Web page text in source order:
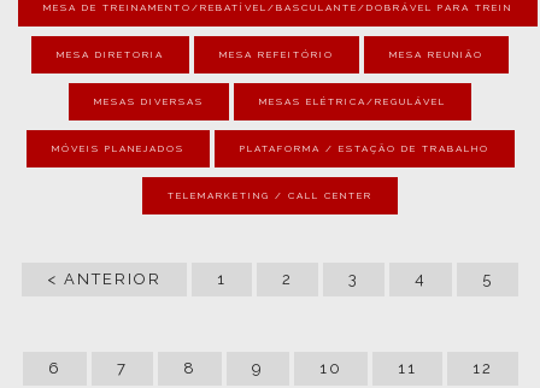
MESA DE TREINAMENTO/REBATÍVEL/BASCULANTE/DOBRÁVEL PARA TREIN
MESA DIRETORIA MESA REFEITÓRIO MESA REUNIÃO
MESAS DIVERSAS MESAS ELÉTRICA/REGULÁVEL
MÓVEIS PLANEJADOS PLATAFORMA / ESTAÇÃO DE TRABALHO
TELEMARKETING / CALL CENTER
< ANTERIOR 1 2 3 4 5
6 7 8 9 10 11 12